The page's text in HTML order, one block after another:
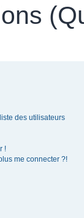
des utilisateurs
!
me connecter ?!